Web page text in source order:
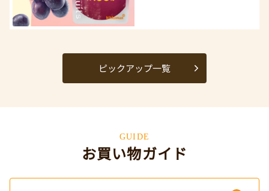
ピックアップ一覧
GUIDE
お買い物ガイド